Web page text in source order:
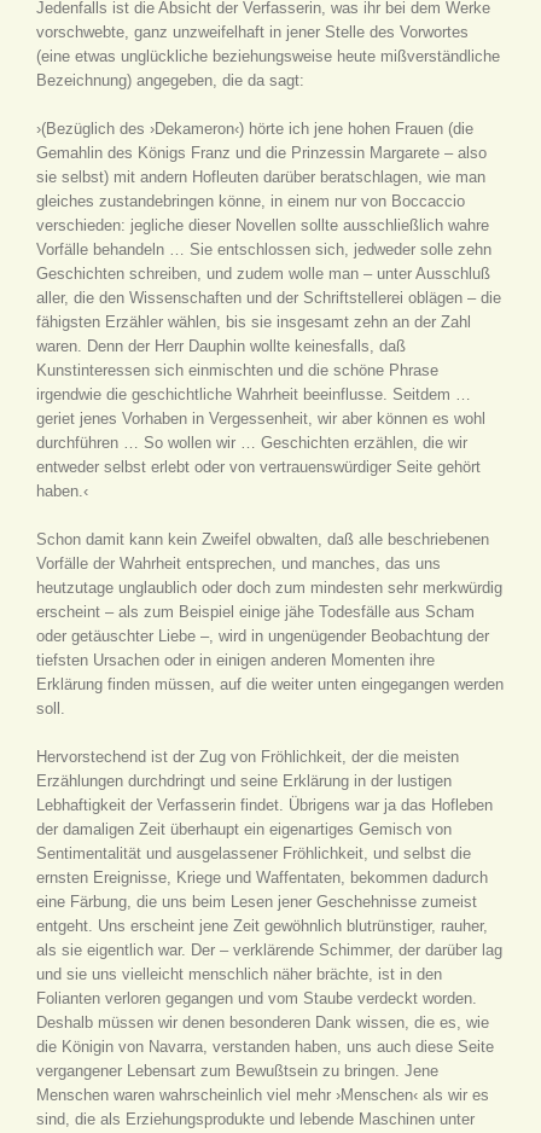
Jedenfalls ist die Absicht der Verfasserin, was ihr bei dem Werke
vorschwebte, ganz unzweifelhaft in jener Stelle des Vorwortes
(eine etwas unglückliche beziehungsweise heute mißverständliche
Bezeichnung) angegeben, die da sagt:
›(Bezüglich des ›Dekameron‹) hörte ich jene hohen Frauen (die
Gemahlin des Königs Franz und die Prinzessin Margarete – also
sie selbst) mit andern Hofleuten darüber beratschlagen, wie man
gleiches zustandebringen könne, in einem nur von Boccaccio
verschieden: jegliche dieser Novellen sollte ausschließlich wahre
Vorfälle behandeln … Sie entschlossen sich, jedweder solle zehn
Geschichten schreiben, und zudem wolle man – unter Ausschluß
aller, die den Wissenschaften und der Schriftstellerei oblägen – die
fähigsten Erzähler wählen, bis sie insgesamt zehn an der Zahl
waren. Denn der Herr Dauphin wollte keinesfalls, daß
Kunstinteressen sich einmischten und die schöne Phrase
irgendwie die geschichtliche Wahrheit beeinflusse. Seitdem …
geriet jenes Vorhaben in Vergessenheit, wir aber können es wohl
durchführen … So wollen wir … Geschichten erzählen, die wir
entweder selbst erlebt oder von vertrauenswürdiger Seite gehört
haben.‹
Schon damit kann kein Zweifel obwalten, daß alle beschriebenen
Vorfälle der Wahrheit entsprechen, und manches, das uns
heutzutage unglaublich oder doch zum mindesten sehr merkwürdig
erscheint – als zum Beispiel einige jähe Todesfälle aus Scham
oder getäuschter Liebe –, wird in ungenügender Beobachtung der
tiefsten Ursachen oder in einigen anderen Momenten ihre
Erklärung finden müssen, auf die weiter unten eingegangen werden
soll.
Hervorstechend ist der Zug von Fröhlichkeit, der die meisten
Erzählungen durchdringt und seine Erklärung in der lustigen
Lebhaftigkeit der Verfasserin findet. Übrigens war ja das Hofleben
der damaligen Zeit überhaupt ein eigenartiges Gemisch von
Sentimentalität und ausgelassener Fröhlichkeit, und selbst die
ernsten Ereignisse, Kriege und Waffentaten, bekommen dadurch
eine Färbung, die uns beim Lesen jener Geschehnisse zumeist
entgeht. Uns erscheint jene Zeit gewöhnlich blutrünstiger, rauher,
als sie eigentlich war. Der – verklärende Schimmer, der darüber lag
und sie uns vielleicht menschlich näher brächte, ist in den
Folianten verloren gegangen und vom Staube verdeckt worden.
Deshalb müssen wir denen besonderen Dank wissen, die es, wie
die Königin von Navarra, verstanden haben, uns auch diese Seite
vergangener Lebensart zum Bewußtsein zu bringen. Jene
Menschen waren wahrscheinlich viel mehr ›Menschen‹ als wir es
sind, die als Erziehungsprodukte und lebende Maschinen unter